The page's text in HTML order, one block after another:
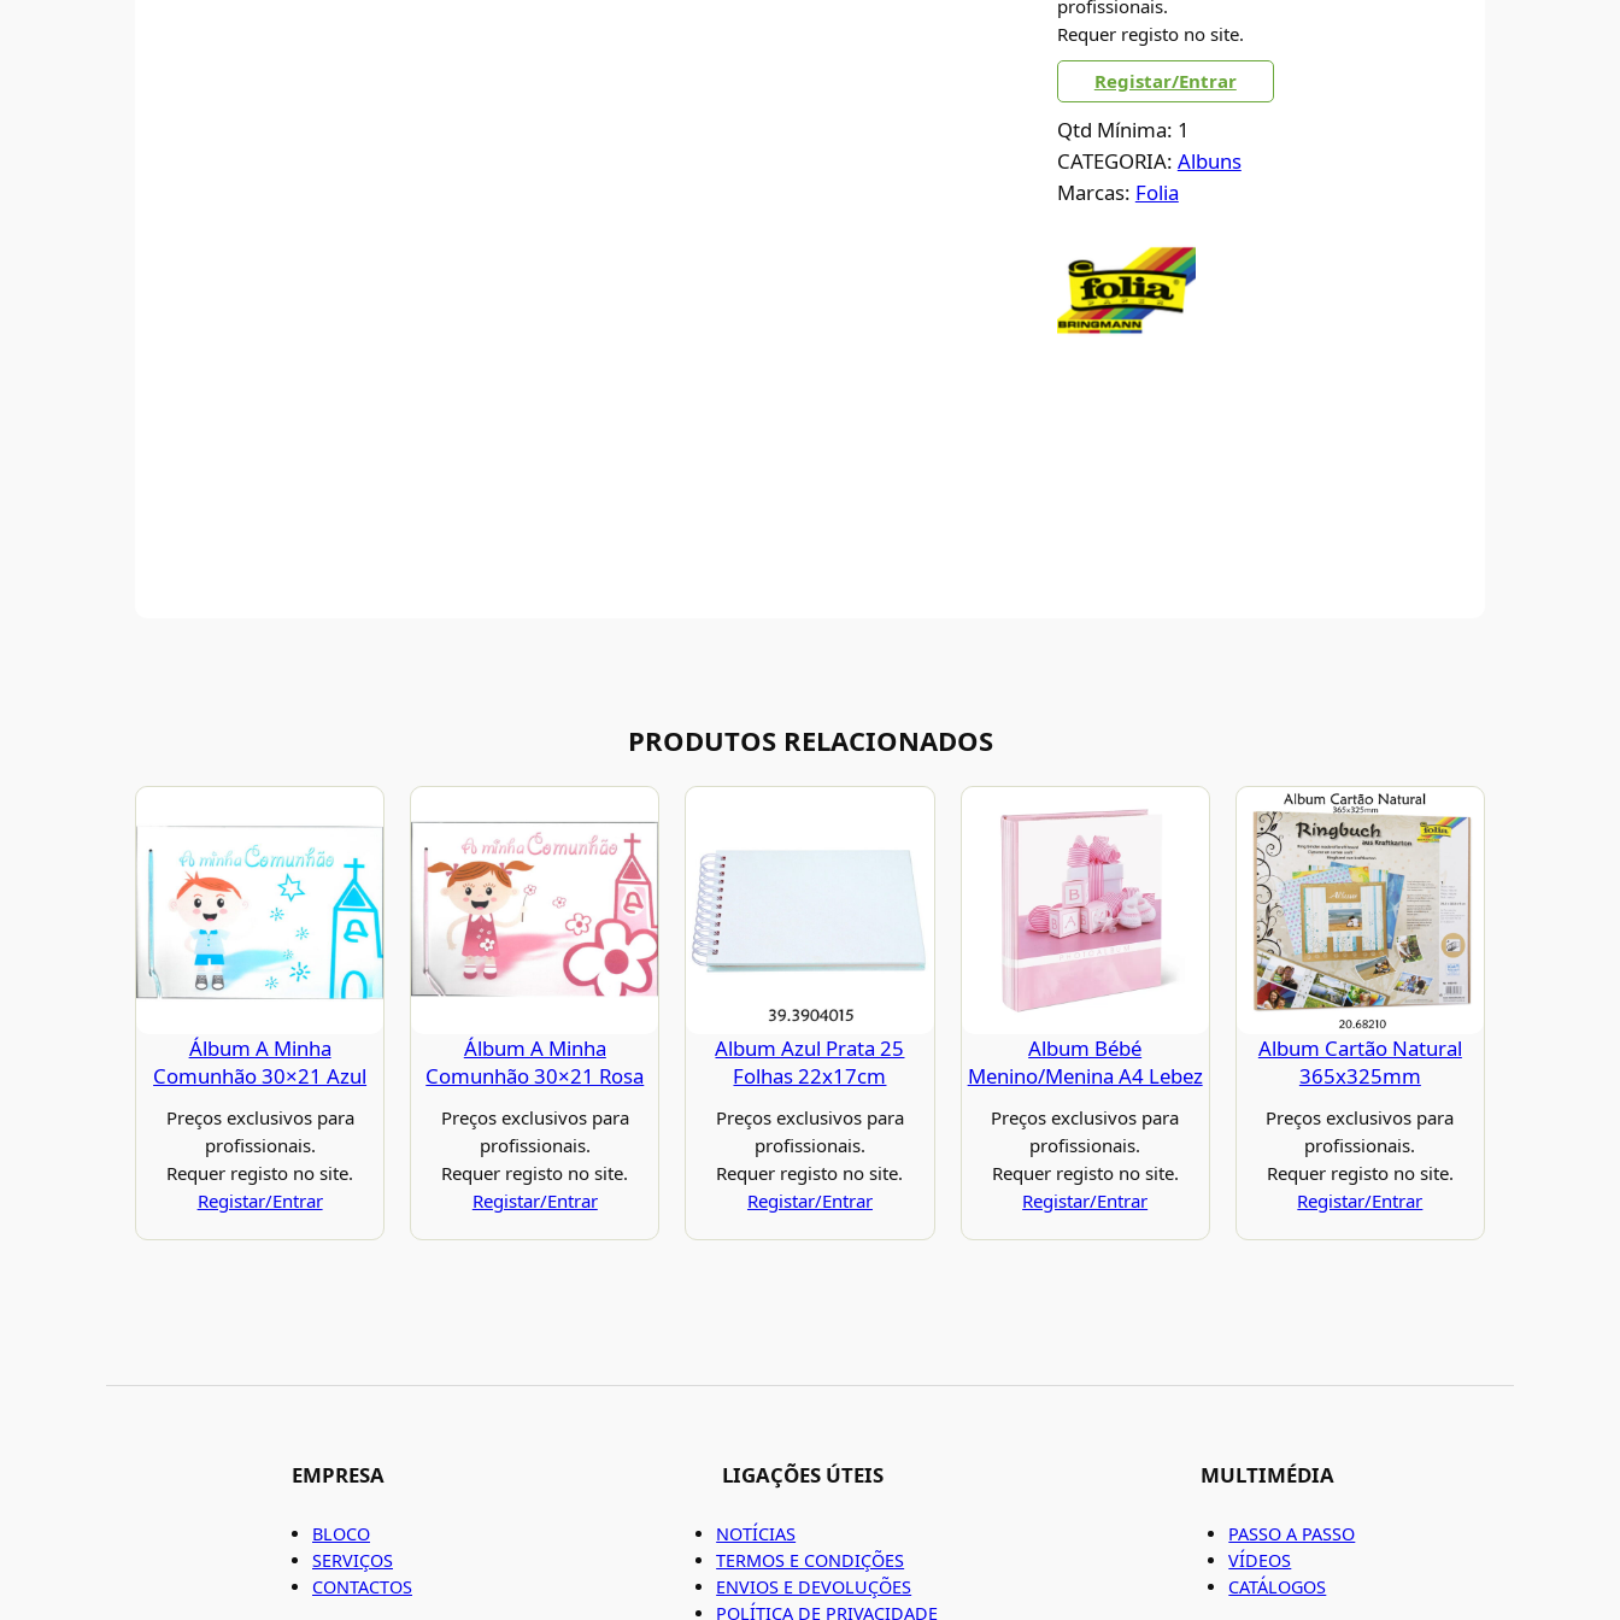
profissionais.
Requer registo no site.
Registar/Entrar
Qtd Mínima: 1
CATEGORIA: Albuns
Marcas: Folia
PRODUTOS RELACIONADOS
Álbum A Minha
Comunhão 30×21 Azul
Preços exclusivos para
profissionais.
Requer registo no site.
Registar/Entrar
Álbum A Minha
Comunhão 30×21 Rosa
Preços exclusivos para
profissionais.
Requer registo no site.
Registar/Entrar
Album Azul Prata 25
Folhas 22x17cm
Preços exclusivos para
profissionais.
Requer registo no site.
Registar/Entrar
Album Bébé
Menino/Menina A4 Lebez
Preços exclusivos para
profissionais.
Requer registo no site.
Registar/Entrar
Album Cartão Natural
365x325mm
Preços exclusivos para
profissionais.
Requer registo no site.
Registar/Entrar
EMPRESA
BLOCO
SERVIÇOS
CONTACTOS
LIGAÇÕES ÚTEIS
NOTÍCIAS
TERMOS E CONDIÇÕES
ENVIOS E DEVOLUÇÕES
POLÍTICA DE PRIVACIDADE
MULTIMÉDIA
PASSO A PASSO
VÍDEOS
CATÁLOGOS